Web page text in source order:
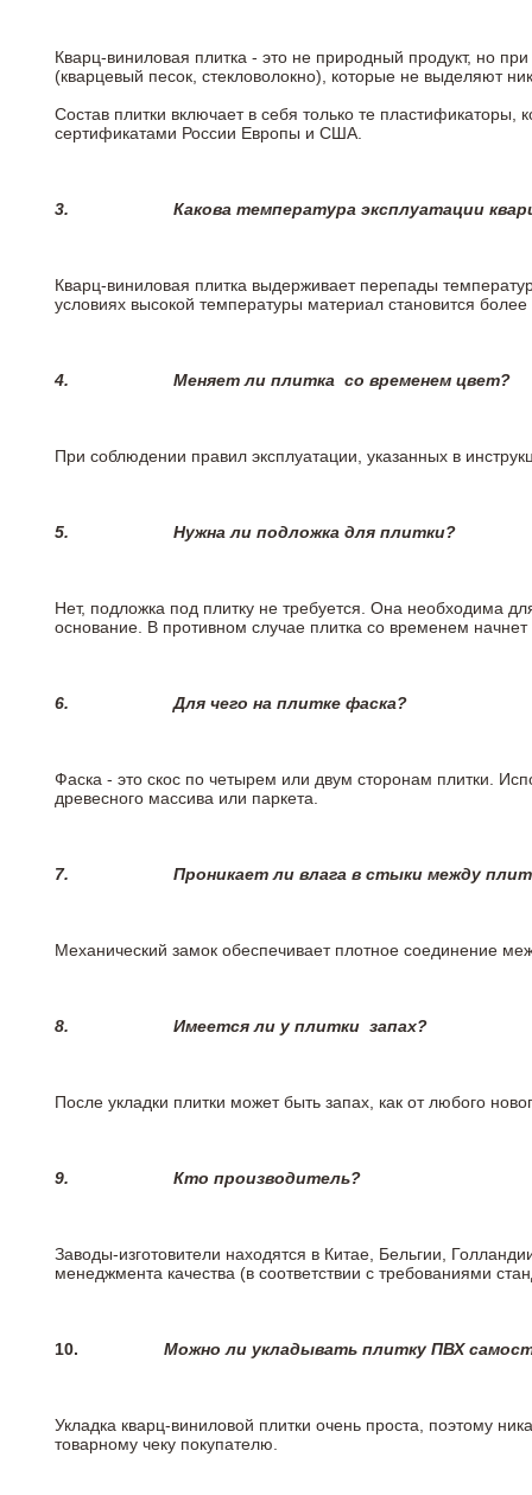
Кварц-виниловая плитка - это не природный продукт, но
(кварцевый песок, стекловолокно), которые не выделяют
Состав плитки включает в себя только те
сертификатами России Европы и США.
3. Какова температура эксплуатации
Кварц-виниловая плитка выдерживает перепады
условиях высокой температуры материал становится
4. Меняет ли плитка со временем цвет?
При соблюдении правил эксплуатации, указанных в
5. Нужна ли подложка для плитки?
Нет, подложка под плитку не требуется. Она необходима
основание. В противном случае плитка со временем
6.Для чего на плитке фаска?
Фаска - это скос по четырем или двум сторонам плитки.
древесного массива или паркета.
7. Проникает ли влага в стыки между
Механический замок обеспечивает плотное соединение
8. Имеется ли у плитки запах?
После укладки плитки может быть запах, как от любого
9. Кто производитель?
Заводы-изготовители находятся в Китае, Бельгии,
менеджмента качества (в соответствии с требованиями
10. Можно ли укладывать плитку ПВХ
Укладка кварц-виниловой плитки очень проста, поэтому
товарному чеку покупателю.